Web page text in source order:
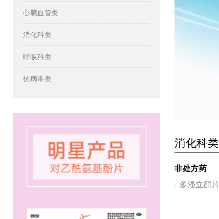
心脑血管类
消化科类
呼吸科类
抗病毒类
消化科类
非处方药
多潘立酮